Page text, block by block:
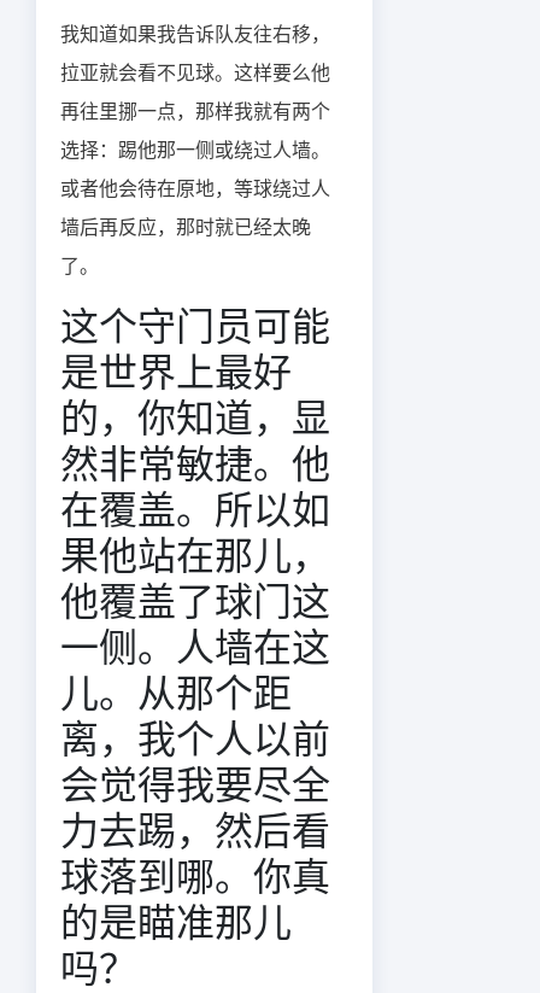
我知道如果我告诉队友往右移，
拉亚就会看不见球。这样要么他
再往里挪一点，那样我就有两个
选择：踢他那一侧或绕过人墙。
或者他会待在原地，等球绕过人
墙后再反应，那时就已经太晚
了。
这个守门员可能
是世界上最好
的，你知道，显
然非常敏捷。他
在覆盖。所以如
果他站在那儿，
他覆盖了球门这
一侧。人墙在这
儿。从那个距
离，我个人以前
会觉得我要尽全
力去踢，然后看
球落到哪。你真
的是瞄准那儿
吗？